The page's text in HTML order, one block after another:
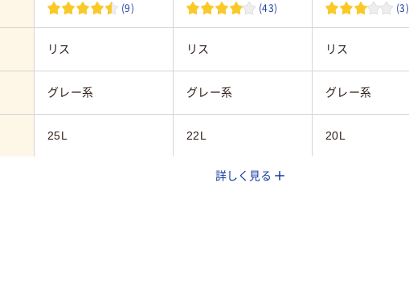
(9) (43) (3)
リス リス リス
グレー系 グレー系 グレー系
25L 22L 20L
樹脂（プラスチック）
詳しく見る